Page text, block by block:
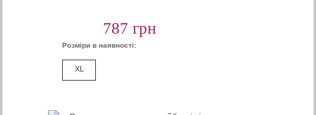
787 грн
Розміри в наявності:
XL